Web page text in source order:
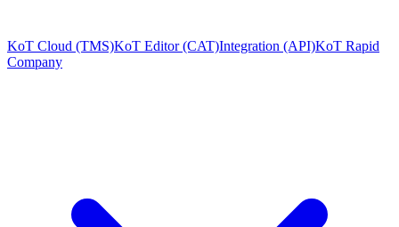
KoT Cloud (TMS)KoT Editor (CAT)Integration (API)KoT Rapid
Company